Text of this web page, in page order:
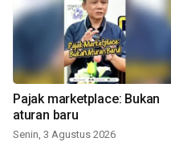
Pajak marketplace: Bukan
aturan baru
Senin, 3 Agustus 2026